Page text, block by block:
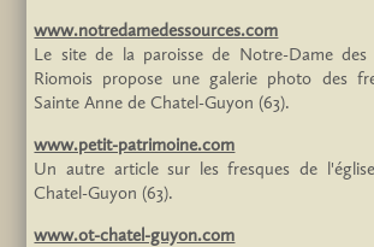
www.notredamedessources.com
Le site de la paroisse de Notre-Dame des
Riomois propose une galerie photo des
Sainte Anne de Chatel-Guyon (63).
www.petit-patrimoine.com
Un autre article sur les fresques de
Chatel-Guyon (63).
www.ot-chatel-guyon.com